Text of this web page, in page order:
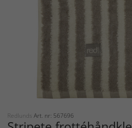
Redlunds Art. nr: 567696